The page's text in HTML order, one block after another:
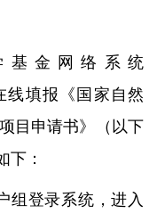
基金网络系统
线填报《国家自然
目申请书》（以下
下：
组登录系统，进入